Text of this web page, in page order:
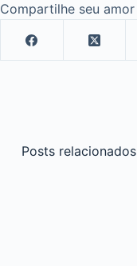
Compartilhe seu amor
Posts relacionados